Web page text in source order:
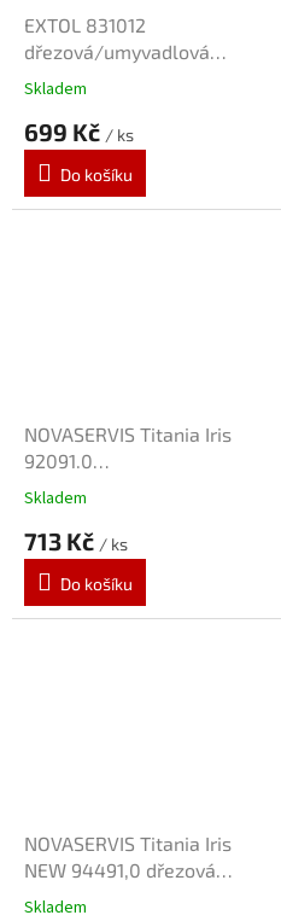
EXTOL 831012
dřezová/umyvadlová
baterie šedá
Skladem
699 Kč / ks
Do košíku
NOVASERVIS Titania Iris
92091.0
dřezová/umyvadlová
Skladem
713 Kč / ks
Do košíku
NOVASERVIS Titania Iris
NEW 94491,0 dřezová
baterie
Skladem